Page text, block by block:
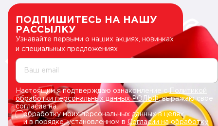
ПОДПИШИТЕСЬ НА НАШУ
РАССЫЛКУ
Узнавайте первыми о наших акциях, новинках
и специальных предложениях
Ваш email
Настоящим я подтверждаю ознакомление сПолитикой
обработки персональных данных РОЛЬФ, выражаю свое
согласие на:
обработку моих персональных данных в целях
и в порядке, установленном в Согласии на обработку